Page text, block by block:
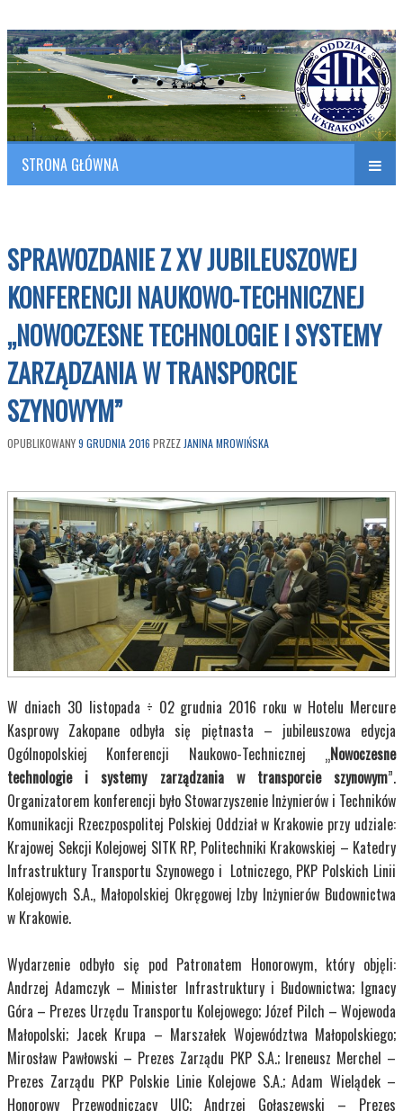
SITK RP Oddział w KRAKOWIE
Polish Association of Engineers & Technicians of Transportation
STRONA GŁÓWNA
SPRAWOZDANIE Z XV JUBILEUSZOWEJ
KONFERENCJI NAUKOWO-TECHNICZNEJ
„NOWOCZESNE TECHNOLOGIE I SYSTEMY
ZARZĄDZANIA W TRANSPORCIE
SZYNOWYM”
OPUBLIKOWANY9 GRUDNIA 2016 PRZEZ JANINA MROWIŃSKA
W dniach 30 listopada ÷ 02 grudnia 2016 roku w Hotelu Mercure
Kasprowy Zakopane odbyła się piętnasta – jubileuszowa edycja
Ogólnopolskiej Konferencji Naukowo-Technicznej „Nowoczesne
technologie i systemy zarządzania w transporcie szynowym”.
Organizatorem konferencji było Stowarzyszenie Inżynierów i Techników
Komunikacji Rzeczpospolitej Polskiej Oddział w Krakowie przy udziale:
Krajowej Sekcji Kolejowej SITK RP, Politechniki Krakowskiej – Katedry
Infrastruktury Transportu Szynowego i Lotniczego, PKP Polskich Linii
Kolejowych S.A., Małopolskiej Okręgowej Izby Inżynierów Budownictwa
w Krakowie.
Wydarzenie odbyło się pod Patronatem Honorowym, który objęli:
Andrzej Adamczyk – Minister Infrastruktury i Budownictwa; Ignacy
Góra – Prezes Urzędu Transportu Kolejowego; Józef Pilch – Wojewoda
Małopolski; Jacek Krupa – Marszałek Województwa Małopolskiego;
Mirosław Pawłowski – Prezes Zarządu PKP S.A.; Ireneusz Merchel –
Prezes Zarządu PKP Polskie Linie Kolejowe S.A.; Adam Wielądek –
Honorowy Przewodniczący UIC; Andrzej Gołaszewski – Prezes